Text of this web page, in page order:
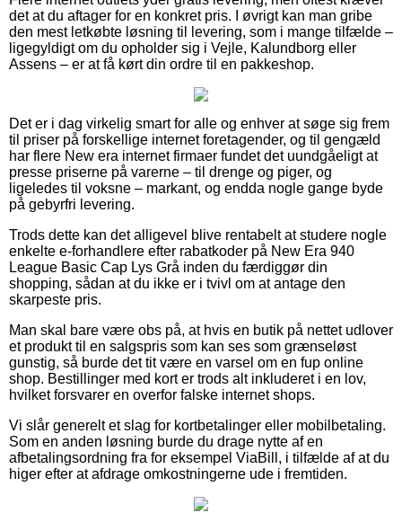
det at du aftager for en konkret pris. I øvrigt kan man gribe
den mest letkøbte løsning til levering, som i mange tilfælde –
ligegyldigt om du opholder sig i Vejle, Kalundborg eller
Assens – er at få kørt din ordre til en pakkeshop.
Det er i dag virkelig smart for alle og enhver at søge sig frem
til priser på forskellige internet foretagender, og til gengæld
har flere New era internet firmaer fundet det uundgåeligt at
presse priserne på varerne – til drenge og piger, og
ligeledes til voksne – markant, og endda nogle gange byde
på gebyrfri levering.
Trods dette kan det alligevel blive rentabelt at studere nogle
enkelte e-forhandlere efter rabatkoder på New Era 940
League Basic Cap Lys Grå inden du færdiggør din
shopping, sådan at du ikke er i tvivl om at antage den
skarpeste pris.
Man skal bare være obs på, at hvis en butik på nettet udlover
et produkt til en salgspris som kan ses som grænseløst
gunstig, så burde det tit være en varsel om en fup online
shop. Bestillinger med kort er trods alt inkluderet i en lov,
hvilket forsvarer en overfor falske internet shops.
Vi slår generelt et slag for kortbetalinger eller mobilbetaling.
Som en anden løsning burde du drage nytte af en
afbetalingsordning fra for eksempel ViaBill, i tilfælde af at du
higer efter at afdrage omkostningerne ude i fremtiden.